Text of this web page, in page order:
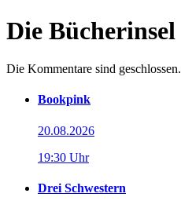
Die Bücherinsel
Die Kommentare sind geschlossen.
Bookpink
20.08.2026
19:30 Uhr
Drei Schwestern